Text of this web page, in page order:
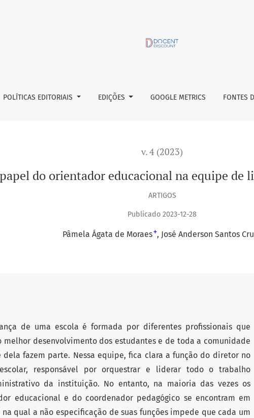
na equipe de liderança escolar
POLÍTICAS EDITORIAIS EDIÇÕES GOOGLE METRICS FONTES
v. 4 (2023)
do orientador educacional na equipe de
ARTIGOS
Publicado 2023-12-28
Pâmela Ágata de Moraes+ José Anderson Santos
de uma escola é formada por diferentes profissionais que
melhor desenvolvimento dos estudantes e de toda a comunidade
dela fazem parte. Nessa equipe, fica clara a função do diretor no
responsável por orquestrar e liderar todo o trabalho
da instituição. No entanto, na maioria das vezes os
educacional e do coordenador pedagógico se encontram em
qual a não especificação de suas funções impede que cada um